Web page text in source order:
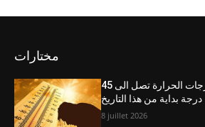
مختارات
أحوال الطقس: درجات الحرارة تصل الى 45
درجة بداية من هذا التاريخ
8 juillet 2026